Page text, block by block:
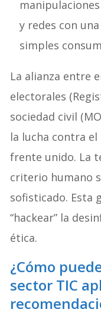
y redes con
simples
La alianza entre
electorales
sociedad civil
la lucha contra
frente unido. La
criterio humano
sofisticado. Esta
“hackear” la
ética.
¿Cómo
sector TIC